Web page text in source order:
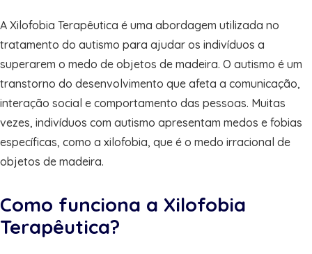
A Xilofobia Terapêutica é uma abordagem utilizada no
tratamento do autismo para ajudar os indivíduos a
superarem o medo de objetos de madeira. O autismo é um
transtorno do desenvolvimento que afeta a comunicação,
interação social e comportamento das pessoas. Muitas
vezes, indivíduos com autismo apresentam medos e fobias
específicas, como a xilofobia, que é o medo irracional de
objetos de madeira.
Como funciona a Xilofobia
Terapêutica?